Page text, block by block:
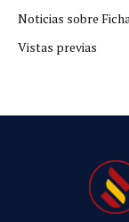
Noticias sobre
Vistas previas